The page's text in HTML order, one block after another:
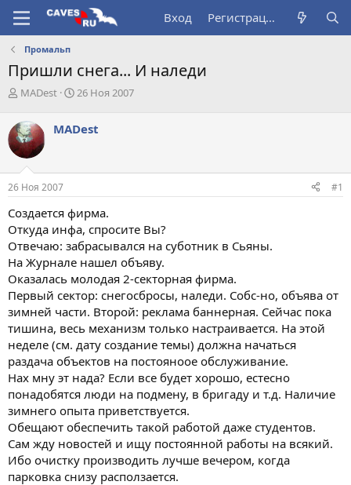
Вход Регистрация
Промальп
Пришли снега... И наледи
А
т
о
р
т
е
м
MADest
Д
а
ч
а
26 Ноя 2007
MADest
26 Ноя 2007 #1
Создается фирма.
Откуда инфа, спросите Вы?
Отвечаю: забрасывался на суботник в Сьяны.
На Журнале нашел объяву.
Оказалась молодая 2-секторная фирма.
Первый сектор: снегосбросы, наледи. Собс-но, объява от
зимней части. Второй: реклама баннерная. Сейчас пока
тишина, весь механизм только настраивается. На этой
неделе (см. дату создание темы) должна начаться
раздача объектов на постояноое обслуживание.
Нах мну эт нада? Если все будет хорошо, естесно
понадобятся люди на подмену, в бригаду и т.д. Наличие
зимнего опыта приветствуется.
Обещают обеспечить такой работой даже студентов.
Сам жду новостей и ищу постоянной работы на всякий.
Ибо очистку производить лучше вечером, когда
парковка снизу расползается.